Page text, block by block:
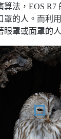
算法，EOS R7
罩的人。而利
眼罩或面罩的